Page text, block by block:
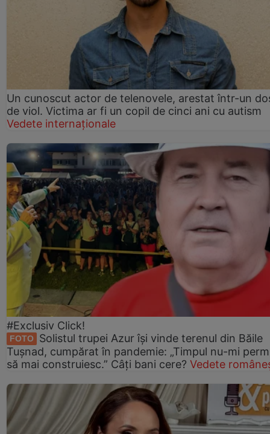
Un cunoscut actor de telenovele, arestat într-un
de viol. Victima ar fi un copil de cinci ani cu autism
Vedete internaționale
#Exclusiv Click!
FOTO
Solistul trupei Azur își vinde terenul din Băile
Tușnad, cumpărat în pandemie: „Timpul nu-mi
să mai construiesc.” Câți bani cere? Vedete